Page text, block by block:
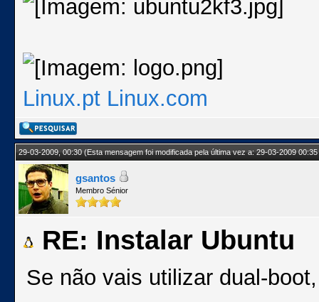
Linux.pt Linux.com
29-03-2009, 00:30(Esta mensagem foi modificada pela última vez a: 29-03-2009
gsantos
Membro Sénior
RE: Instalar Ubuntu
Se não vais utilizar dual-